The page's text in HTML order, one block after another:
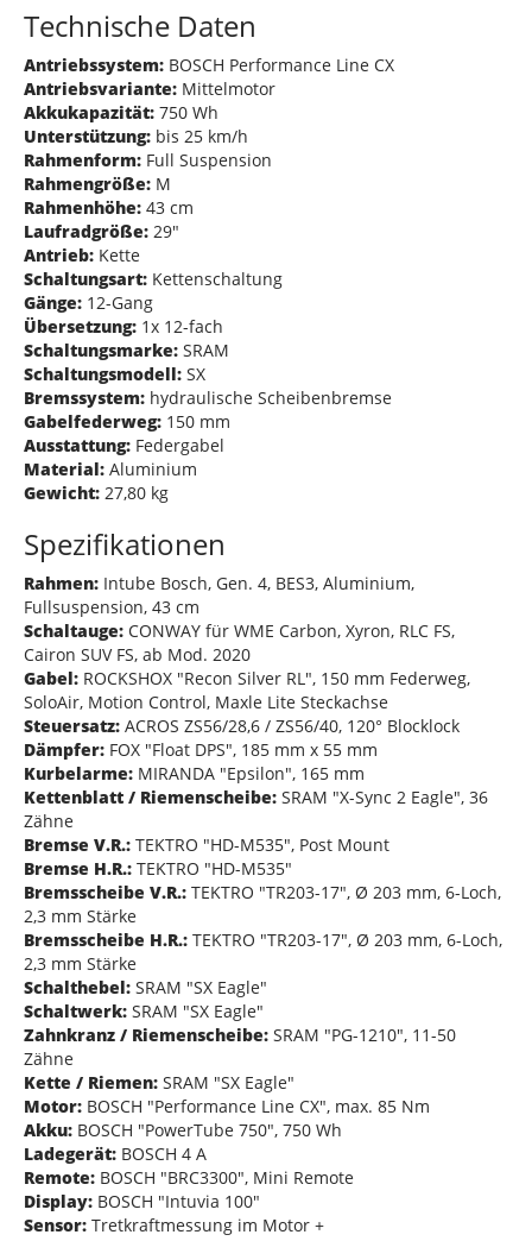
Technische Daten
Antriebssystem: BOSCH Performance Line CX
Antriebsvariante: Mittelmotor
Akkukapazität: 750 Wh
Unterstützung: bis 25 km/h
Rahmenform: Full Suspension
Rahmengröße: M
Rahmenhöhe: 43 cm
Laufradgröße: 29"
Antrieb: Kette
Schaltungsart: Kettenschaltung
Gänge: 12-Gang
Übersetzung: 1x 12-fach
Schaltungsmarke: SRAM
Schaltungsmodell: SX
Bremssystem: hydraulische Scheibenbremse
Gabelfederweg: 150 mm
Ausstattung: Federgabel
Material: Aluminium
Gewicht: 27,80 kg
Spezifikationen
Rahmen: Intube Bosch, Gen. 4, BES3, Aluminium,
Fullsuspension, 43 cm
Schaltauge: CONWAY für WME Carbon, Xyron, RLC FS,
Cairon SUV FS, ab Mod. 2020
Gabel: ROCKSHOX "Recon Silver RL", 150 mm Federweg,
SoloAir, Motion Control, Maxle Lite Steckachse
Steuersatz: ACROS ZS56/28,6 / ZS56/40, 120° Blocklock
Dämpfer: FOX "Float DPS", 185 mm x 55 mm
Kurbelarme: MIRANDA "Epsilon", 165 mm
Kettenblatt / Riemenscheibe: SRAM "X-Sync 2 Eagle", 36
Zähne
Bremse V.R.: TEKTRO "HD-M535", Post Mount
Bremse H.R.: TEKTRO "HD-M535"
Bremsscheibe V.R.: TEKTRO "TR203-17", Ø 203 mm, 6-Loch,
2,3 mm Stärke
Bremsscheibe H.R.: TEKTRO "TR203-17", Ø 203 mm, 6-Loch,
2,3 mm Stärke
Schalthebel: SRAM "SX Eagle"
Schaltwerk: SRAM "SX Eagle"
Zahnkranz / Riemenscheibe: SRAM "PG-1210", 11-50
Zähne
Kette / Riemen: SRAM "SX Eagle"
Motor: BOSCH "Performance Line CX", max. 85 Nm
Akku: BOSCH "PowerTube 750", 750 Wh
Ladegerät: BOSCH 4 A
Remote: BOSCH "BRC3300", Mini Remote
Display: BOSCH "Intuvia 100"
Sensor: Tretkraftmessung im Motor +